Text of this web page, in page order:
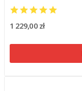
1 229,00 zł